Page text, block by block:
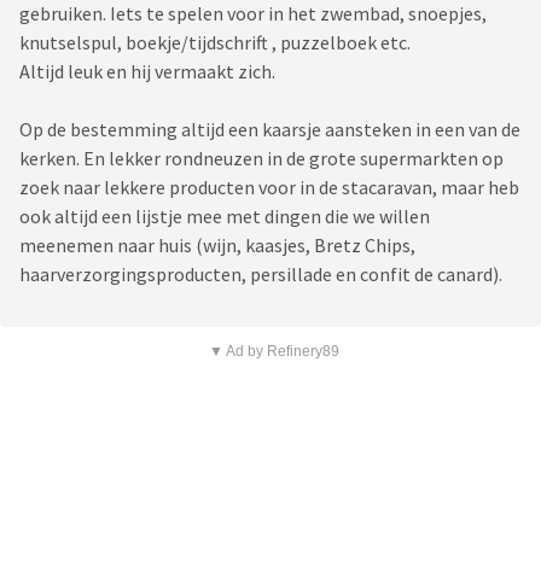
gebruiken. Iets te spelen voor in het zwembad, snoepjes,
knutselspul, boekje/tijdschrift , puzzelboek etc.
Altijd leuk en hij vermaakt zich.
Op de bestemming altijd een kaarsje aansteken in een van de
kerken. En lekker rondneuzen in de grote supermarkten op
zoek naar lekkere producten voor in de stacaravan, maar heb
ook altijd een lijstje mee met dingen die we willen
meenemen naar huis (wijn, kaasjes, Bretz Chips,
haarverzorgingsproducten, persillade en confit de canard).
▼ Ad by Refinery89